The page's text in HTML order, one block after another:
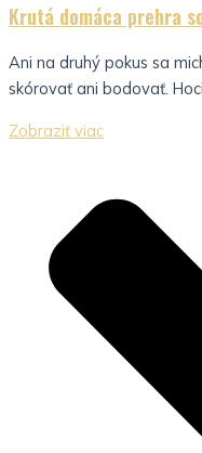
Krutá domáca prehra
Ani na druhý pokus sa
skórovať ani bodovať.
Zobraziť viac